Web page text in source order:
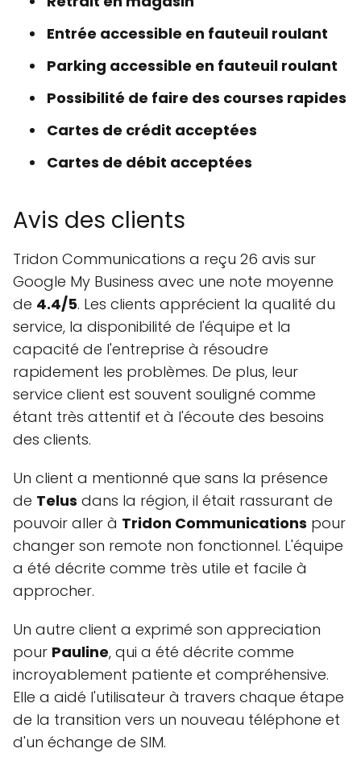
Entrée accessible en fauteuil roulant
Parking accessible en fauteuil roulant
Possibilité de faire des courses rapides
Cartes de crédit acceptées
Cartes de débit acceptées
Avis des clients
Tridon Communications a reçu 26 avis sur
Google My Business avec une note moyenne
de 4.4/5. Les clients apprécient la qualité du
service, la disponibilité de l'équipe et la
capacité de l'entreprise à résoudre
rapidement les problèmes. De plus, leur
service client est souvent souligné comme
étant très attentif et à l'écoute des besoins
des clients.
Un client a mentionné que sans la présence
de Telus dans la région, il était rassurant de
pouvoir aller à Tridon Communications pour
changer son remote non fonctionnel. L'équipe
a été décrite comme très utile et facile à
approcher.
Un autre client a exprimé son appreciation
pour Pauline, qui a été décrite comme
incroyablement patiente et compréhensive.
Elle a aidé l'utilisateur à travers chaque étape
de la transition vers un nouveau téléphone et
d'un échange de SIM.